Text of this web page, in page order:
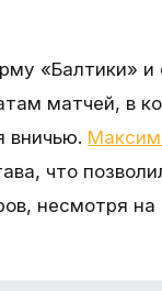
«Балтики» и
матчей, в
вничью. Максим
что
несмотря